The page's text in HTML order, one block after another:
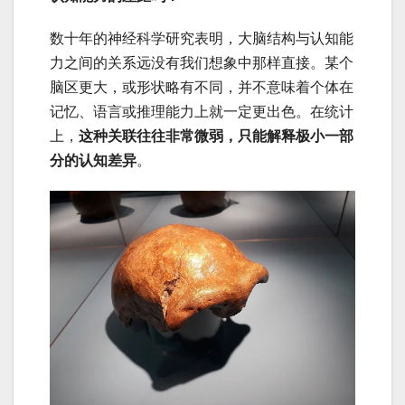
数十年的神经科学研究表明，大脑结构与认知能
力之间的关系远没有我们想象中那样直接。某个
脑区更大，或形状略有不同，并不意味着个体在
记忆、语言或推理能力上就一定更出色。在统计
上， 这种关联往往非常微弱，只能解释极小一部
分的认知差异。